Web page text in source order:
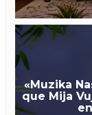
«Muzika
que Mija